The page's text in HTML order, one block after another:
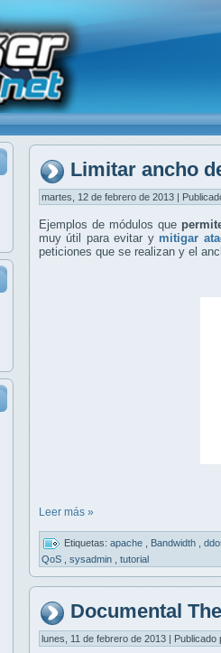
Limitar ancho
martes, 12 de febrero de 2013 |
Ejemplos de módulos que
muy útil para evitar y mitigar
peticiones que se realizan y el
Leer más »
Etiquetas: apache Bandwidth
QoS
sysadmin tutorial
Documental
lunes, 11 de febrero de 2013 | Publicado